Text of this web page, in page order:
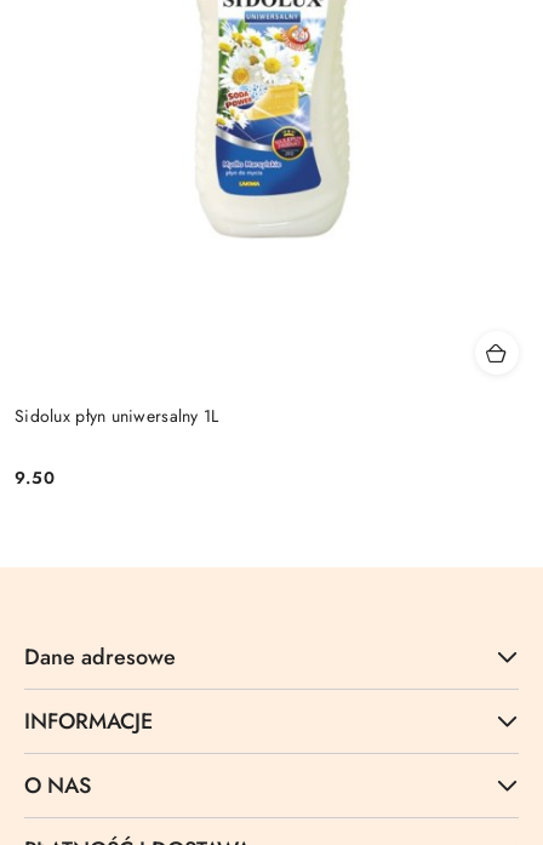
Sidolux płyn uniwersalny 1L
Cena:
9.50
Dane adresowe
INFORMACJE
O NAS